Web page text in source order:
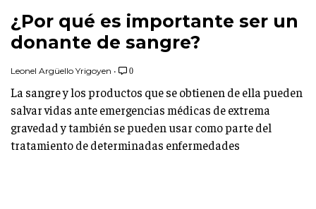
¿Por qué es importante ser un
donante de sangre?
Leonel Argüello Yrigoyen • 0
La sangre y los productos que se obtienen de ella pueden
salvar vidas ante emergencias médicas de extrema
gravedad y también se pueden usar como parte del
tratamiento de determinadas enfermedades